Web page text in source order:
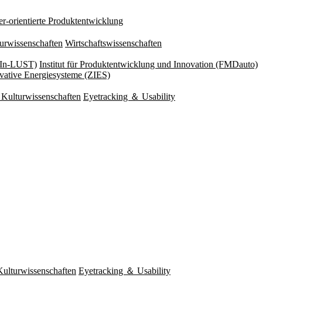
orientierte Produktentwicklung
Wirtschaftswissenschaften
LUST) Institut für Produktentwicklung und Innovation (FMDauto)
Energiesysteme (ZIES)
Eyetracking ＆ Usability
Eyetracking ＆ Usability